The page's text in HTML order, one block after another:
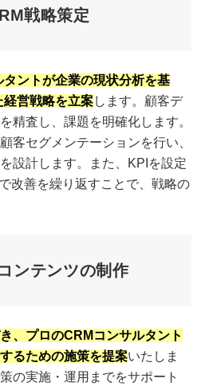
戦略策定
ントが企業の現状分析を基
営戦略を立案します。顧客デ
精査し、課題を明確化します。
客セグメンテーションを行い、
設計します。また、KPIを設定
改善を繰り返すことで、戦略の
ンテンツの制作
、プロのCRMコンサルタント
るための施策を提案いたしま
の実施・運用までをサポート